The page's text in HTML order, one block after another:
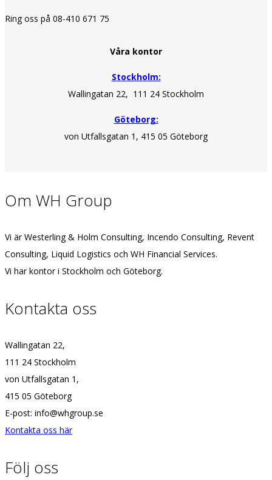
Ring oss på 08-410 671 75
Våra kontor
Stockholm:
Wallingatan 22, 111 24 Stockholm
Göteborg:
von Utfallsgatan 1, 415 05 Göteborg
Om WH Group
Vi är Westerling & Holm Consulting, Incendo Consulting, Revent
Consulting, Liquid Logistics och WH Financial Services.
Vi har kontor i Stockholm och Göteborg.
Kontakta oss
Wallingatan 22,
111 24 Stockholm
von Utfallsgatan 1,
415 05 Göteborg
E-post: info@whgroup.se
Kontakta oss här
Följ oss